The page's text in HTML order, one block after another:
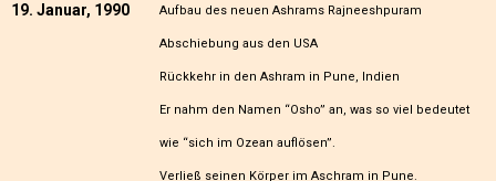
19. Januar, 1990
Aufbau des neuen Ashrams Rajneeshpuram
Abschiebung aus den USA
Rückkehr in den Ashram in Pune, Indien
Er nahm den Namen “Osho” an, was so viel bedeutet
wie “sich im Ozean auflösen”.
Verließ seinen Körper im Aschram in Pune.